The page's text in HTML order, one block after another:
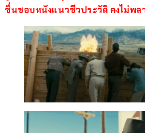
ชื่นชอบหนังแนวชีวประวัติ คงไม่พ